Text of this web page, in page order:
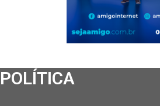
POLÍTICA